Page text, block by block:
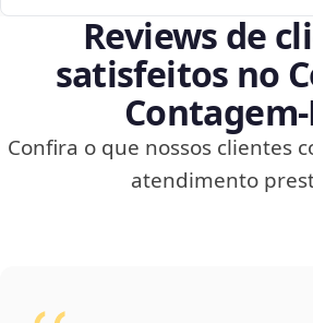
Reviews de
satisfeitos no
Confira o que nossos clientes
atendimento